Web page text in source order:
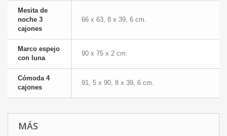
Mesita de
noche 3
cajones
66 x 63, 8 x 39, 6 cm.
Marco espejo
con luna
90 x 75 x 2 cm.
Cómoda 4
cajones
91, 5 x 90, 8 x 39, 6 cm.
MÁS